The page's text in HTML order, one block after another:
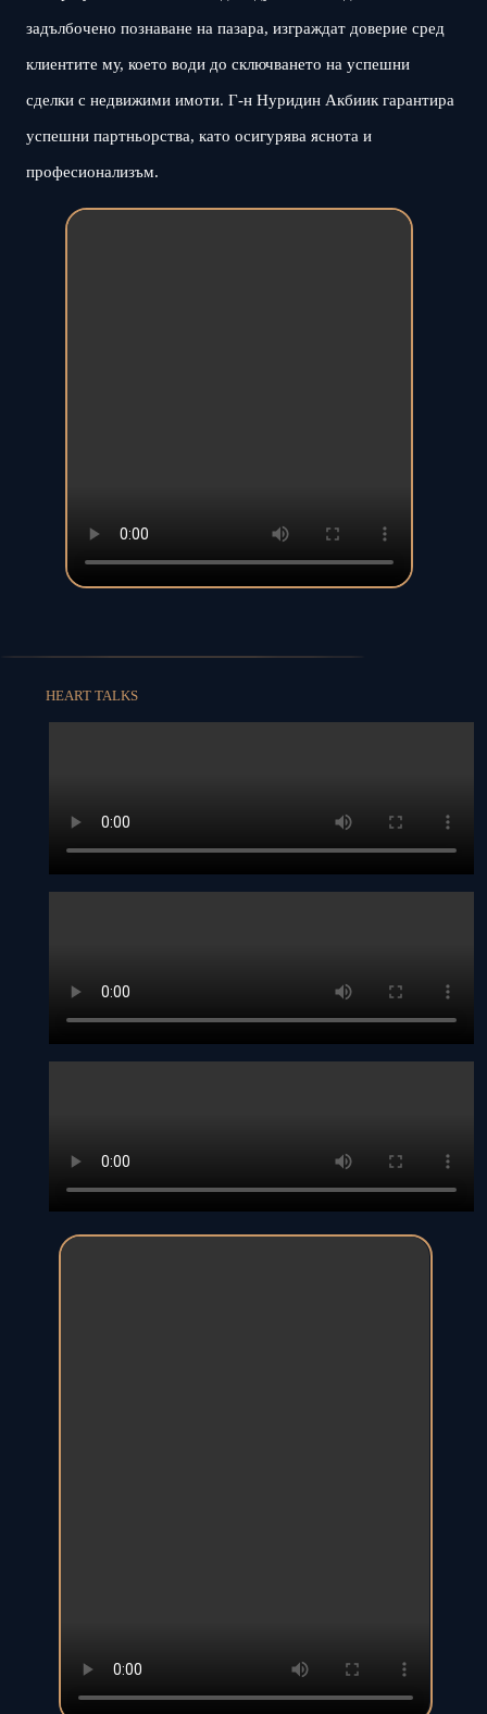
задълбочено познаване на пазара, изграждат доверие сред
клиентите му, което води до сключването на успешни
сделки с недвижими имоти. Г-н Нуридин Акбиик гарантира
успешни партньорства, като осигурява яснота и
професионализъм.
HEART TALKS